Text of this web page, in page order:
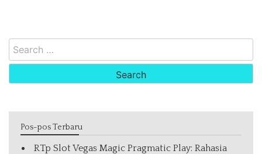
Search
for:
Pos-pos Terbaru
RTp Slot Vegas Magic Pragmatic Play: Rahasia